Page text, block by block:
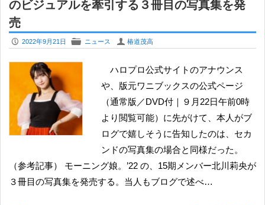
のビジュアルを牽引する３冊目の写真集を発
売
P 2022年9月21日 F ニュース U 椿道茂高
ハロプロ公式サイトのアナウンス
や、版元ワニブックスの公式ページ
（通常版／DVD付｜９月22日午前0時
より閲覧可能）に先がけて、本人がブ
ログで嬉しそうに告知したのは、セカ
ンドの写真集の場合と同様だった。
（参考記事） モーニング娘。’22 の、15期メンバー北川莉央が
３冊目の写真集を発売する。当人もブログで述べ…